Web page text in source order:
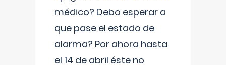
médico? Debo esperar a
que pase el estado de
alarma? Por ahora hasta
el 14 de abril éste no